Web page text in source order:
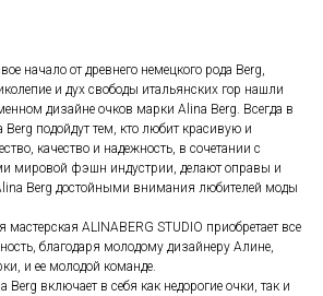
начало от древнего немецкого рода Berg,
и дух свободы итальянских гор нашли
дизайне очков марки Alina Berg. Всегда в
подойдут тем, кто любит красивую и
качество и надежность, в сочетании с
мировой фэшн индустрии, делают оправы и
Berg достойными внимания любителей моды
мастерская ALINABERG STUDIO приобретает все
благодаря молодому дизайнеру Алине,
и ее молодой команде.
включает в себя как недорогие очки, так и